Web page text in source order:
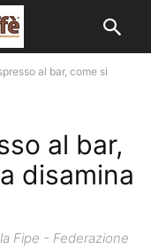
al bar, come si
al bar,
disamina
Fipe - Federazione